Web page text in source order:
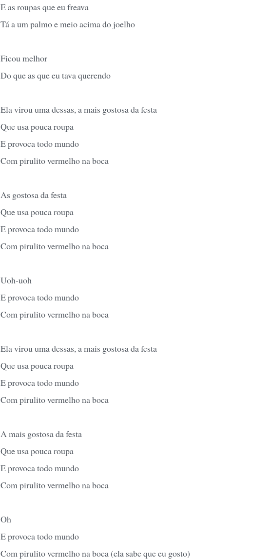
E as roupas que eu freava
Tá a um palmo e meio acima do joelho
Ficou melhor
Do que as que eu tava querendo
Ela virou uma dessas, a mais gostosa da festa
Que usa pouca roupa
E provoca todo mundo
Com pirulito vermelho na boca
As gostosa da festa
Que usa pouca roupa
E provoca todo mundo
Com pirulito vermelho na boca
Uoh-uoh
E provoca todo mundo
Com pirulito vermelho na boca
Ela virou uma dessas, a mais gostosa da festa
Que usa pouca roupa
E provoca todo mundo
Com pirulito vermelho na boca
A mais gostosa da festa
Que usa pouca roupa
E provoca todo mundo
Com pirulito vermelho na boca
Oh
E provoca todo mundo
Com pirulito vermelho na boca (ela sabe que eu gosto)